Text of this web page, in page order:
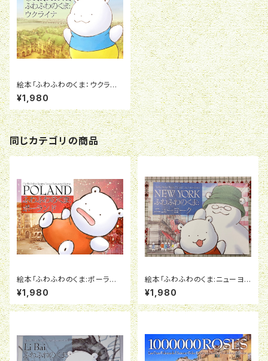
絵本「ふわふわのくま：ウクライ
ナ」
¥1,980
同じカテゴリの商品
絵本「ふわふわのくま:ポーラン
ド」
¥1,980
絵本「ふわふわのくま:ニューヨ
ーク」
¥1,980